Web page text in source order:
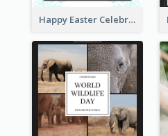
Happy Easter Celebration Instagram Post